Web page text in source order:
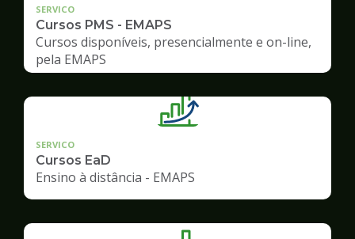
SERVICO
Cursos PMS - EMAPS
Cursos disponíveis, presencialmente e on-line,
pela EMAPS
SERVICO
Cursos EaD
Ensino à distância - EMAPS